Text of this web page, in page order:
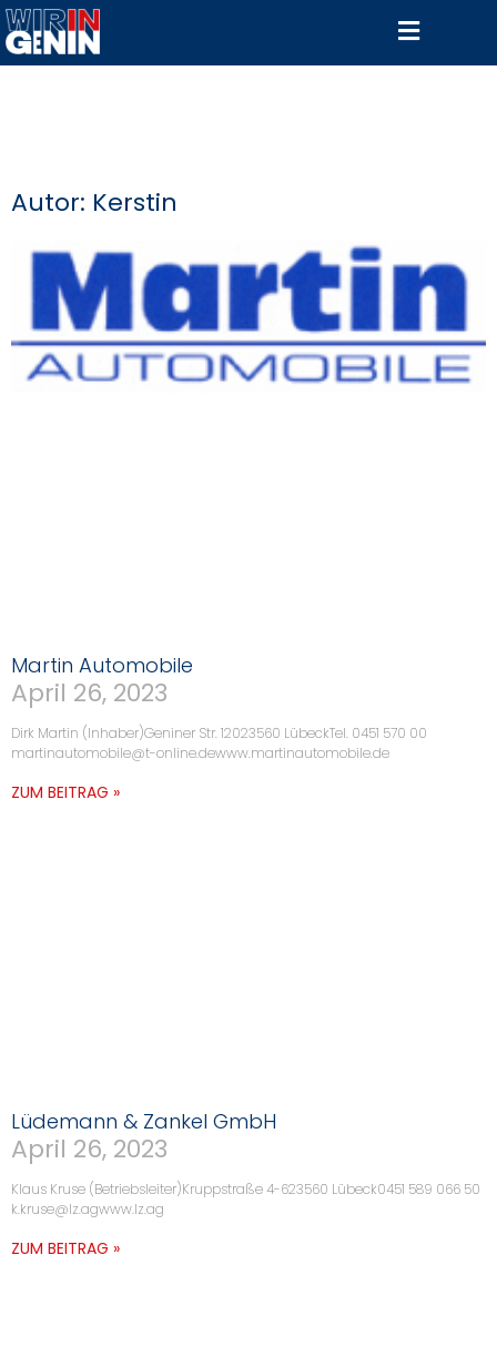
Autor: Kerstin
Martin Automobile
April 26, 2023
Dirk Martin (Inhaber)Geniner Str. 12023560 LübeckTel. 0451 570 00
martinautomobile@t-online.dewww.martinautomobile.de
ZUM BEITRAG »
Lüdemann & Zankel GmbH
April 26, 2023
Klaus Kruse (Betriebsleiter)Kruppstraße 4-623560 Lübeck0451 589 066 50
k.kruse@lz.agwww.lz.ag
ZUM BEITRAG »